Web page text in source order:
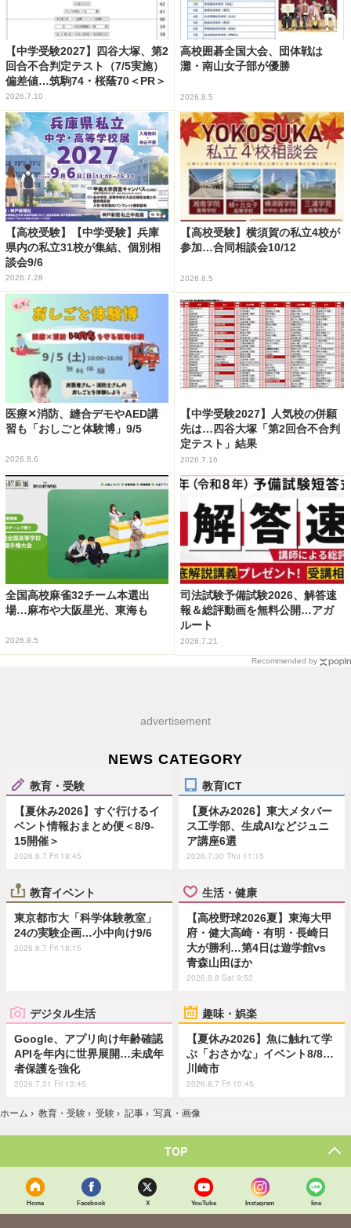
【中学受験2027】四谷大塚、第2
回合不合判定テスト（7/5実施）
偏差値…筑駒74・桜蔭70＜PR＞
2026.7.10
高校囲碁全国大会、団体戦は
灘・南山女子部が優勝
2026.8.5
【高校受験】【中学受験】兵庫
県内の私立31校が集結、個別相
談会9/6
2026.7.28
【高校受験】横須賀の私立4校が
参加…合同相談会10/12
2026.8.5
医療✕消防、縫合デモやAED講
習も「おしごと体験博」9/5
2026.8.6
【中学受験2027】人気校の併願
先は…四谷大塚「第2回合不合判
定テスト」結果
2026.7.16
全国高校麻雀32チーム本選出
場…麻布や大阪星光、東海も
2026.8.5
司法試験予備試験2026、解答速
報＆総評動画を無料公開…アガ
ルート
2026.7.21
Recommended by
advertisement
NEWS CATEGORY
教育・受験
【夏休み2026】すぐ行けるイ
ベント情報おまとめ便＜8/9-
15開催＞
2026.8.7 Fri 19:45
教育ICT
【夏休み2026】東大メタバー
ス工学部、生成AIなどジュニ
ア講座6選
2026.7.30 Thu 11:15
教育イベント
東京都市大「科学体験教室」
24の実験企画…小中向け9/6
2026.8.7 Fri 18:15
生活・健康
【高校野球2026夏】東海大甲
府・健大高崎・有明・長崎日
大が勝利…第4日は遊学館vs
青森山田ほか
2026.8.8 Sat 9:52
デジタル生活
Google、アプリ向け年齢確認
APIを年内に世界展開…未成年
者保護を強化
2026.7.31 Fri 13:45
趣味・娯楽
【夏休み2026】魚に触れて学
ぶ「おさかな」イベント8/8…
川崎市
2026.8.7 Fri 10:45
ホーム › 教育・受験 › 受験 › 記事 › 写真・画像
TOP
Home Facebook X YouTube Instagram line